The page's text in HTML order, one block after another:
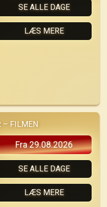
SE ALLE DAGE
LÆS MERE
– FILMEN
Fra 29.08.2026
SE ALLE DAGE
LÆS MERE